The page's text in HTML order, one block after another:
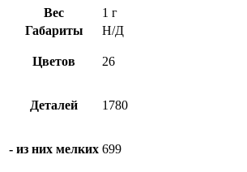
Вес
1 г
Габариты
Н/Д
Цветов 26
Деталей 1780
- из них мелких 699